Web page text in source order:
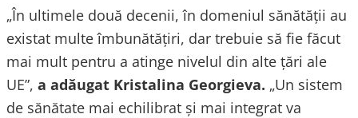
„În ultimele două decenii, în domeniul sănătății au
existat multe îmbunătățiri, dar trebuie să fie făcut
mai mult pentru a atinge nivelul din alte țări ale
UE”, a adăugat Kristalina Georgieva. „Un sistem
de sănătate mai echilibrat și mai integrat va